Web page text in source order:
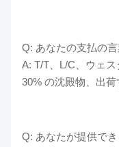
Q: あなたの支払の言
A: T/T、L/C、ウェス
30% の沈殿物、出荷
Q: あなたが提供で